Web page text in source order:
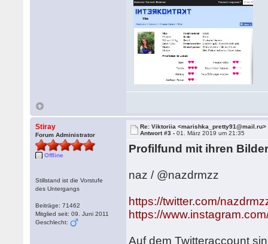
Stiray
Forum Administrator
Offline
Stillstand ist die Vorstufe
des Untergangs
Beiträge: 71462
Mitglied seit: 09. Juni 2011
Geschlecht:
Re: Viktoriia <marishka_pretty91@mail.ru>
Antwort #3 -01. März 2019 um 21:35
Profilfund mit ihren
naz / @nazdrmzz
https://twitter.com/
https://
Auf dem Twitteraccount